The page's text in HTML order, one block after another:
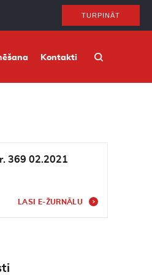
TURPINĀT
Kontakti
369 02.2021
LASI E-ŽURNĀLU